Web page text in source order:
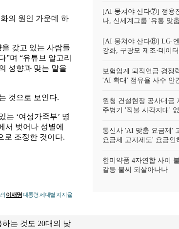
의 원인 가운데 하
갖고 있는 사람들
”며 “유튜브 알고리
성향과 맞는 말을
것으로 보인다.
는 ‘여성가족부’ 명
서 벗어나 성별에
로 조정한 것이다.
이재명대통령 세대별 지지율
는 것도 20대의 낮
[AI 뭉쳐야 산다⑦] 정용
나, 신세계그룹 '유통 맞
[AI 뭉쳐야 산다⑧] LG·
강화, 구광모 제조·데이터
보험업계 퇴직연금 경쟁
'AI 확대' 점유율 사수 안
원청 건설현장 공사대금
주병기 '직불 사각지대'
통신사 'AI 맞춤 요금제'
요금제 고지제도' 요금인
한미약품 4자연합 사이
갈등 불씨 되살아나나